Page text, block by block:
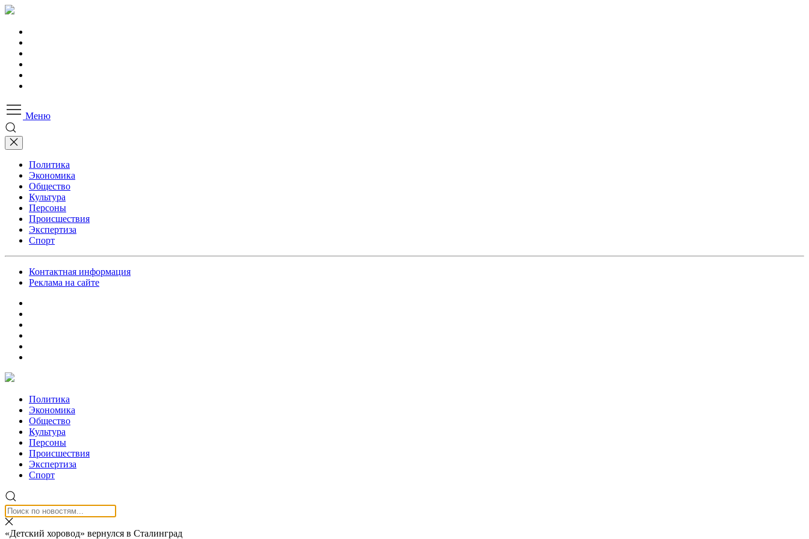
Меню
Политика
Экономика
Общество
Культура
Персоны
Происшествия
Экспертиза
Спорт
Контактная информация
Реклама на сайте
Политика
Экономика
Общество
Культура
Персоны
Происшествия
Экспертиза
Спорт
«Детский хоровод» вернулся в Сталинград